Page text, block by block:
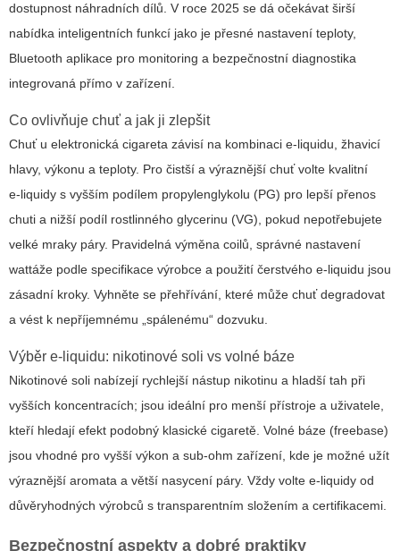
dostupnost náhradních dílů. V roce 2025 se dá očekávat širší
nabídka inteligentních funkcí jako je přesné nastavení teploty,
Bluetooth aplikace pro monitoring a bezpečnostní diagnostika
integrovaná přímo v zařízení.
Co ovlivňuje chuť a jak ji zlepšit
Chuť u elektronická cigareta závisí na kombinaci e‑liquidu, žhavicí
hlavy, výkonu a teploty. Pro čistší a výraznější chuť volte kvalitní
e‑liquidy s vyšším podílem propylenglykolu (PG) pro lepší přenos
chuti a nižší podíl rostlinného glycerinu (VG), pokud nepotřebujete
velké mraky páry. Pravidelná výměna coilů, správné nastavení
wattáže podle specifikace výrobce a použití čerstvého e‑liquidu jsou
zásadní kroky. Vyhněte se přehřívání, které může chuť degradovat
a vést k nepříjemnému „spálenému“ dozvuku.
Výběr e‑liquidu: nikotinové soli vs volné báze
Nikotinové soli nabízejí rychlejší nástup nikotinu a hladší tah při
vyšších koncentracích; jsou ideální pro menší přístroje a uživatele,
kteří hledají efekt podobný klasické cigaretě. Volné báze (freebase)
jsou vhodné pro vyšší výkon a sub‑ohm zařízení, kde je možné užít
výraznější aromata a větší nasycení páry. Vždy volte e‑liquidy od
důvěryhodných výrobců s transparentním složením a certifikacemi.
Bezpečnostní aspekty a dobré praktiky